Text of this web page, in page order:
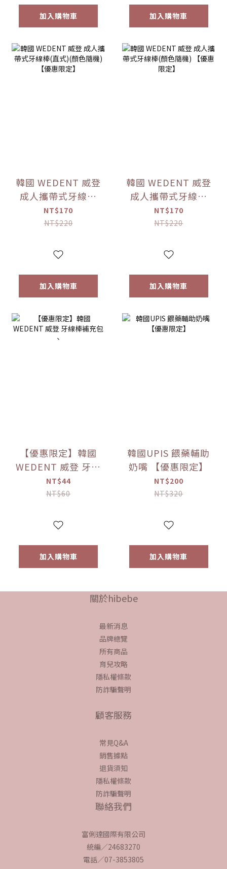
加入購物車 加入購物車
韓國 WEDENT 威登
成人攜帶式牙線棒
(直式)(顏色隨機)
【優惠限定】
NT$170
NT$220
加入購物車
韓國 WEDENT 威登
成人攜帶式牙線棒
(顏色隨機) 【優惠
限定】
NT$170
NT$220
加入購物車
【優惠限定】韓國
WEDENT 威登 牙線
棒補充包 、
NT$44
NT$60
加入購物車
韓國UPIS 餵藥輔助
奶嘴 【優惠限定】
NT$200
NT$320
加入購物車
關於hibebe
最新消息
品牌總覽
所有商品
育兒攻略
隱私權條款
防詐騙聲明
顧客服務
常見Q&A
銷售據點
退貨須知
隱私權條款
防詐騙聲明
聯絡我們
富俐達國際有限公司
統編／24683270
電話／07-3853805